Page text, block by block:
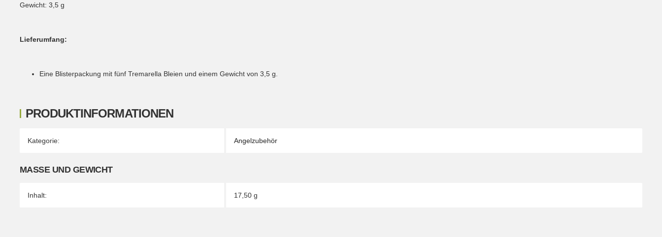
PRODUKTINFORMATIONEN
Produkteigenschaft
Wert
Kategorie: Angelzubehör
MASSE UND GEWICHT
Inhalt: 17,50 g
Gewicht: 3,5 g
Lieferumfang:
Eine Blisterpackung mit fünf Tremarella Bleien und einem Gewicht von 3,5 g.